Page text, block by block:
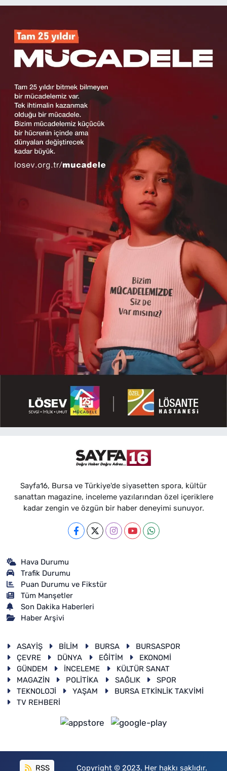
Sayfa16, Bursa ve Türkiye'de siyasetten spora, kültür
sanattan magazine, inceleme yazılarından özel içeriklere
kadar zengin ve özgün bir haber deneyimi sunuyor.
Hava Durumu
Trafik Durumu
Puan Durumu ve Fikstür
Tüm Manşetler
Son Dakika Haberleri
Haber Arşivi
ASAYİŞ BİLİM BURSA
BURSASPOR
ÇEVRE
DÜNYA EĞİTİM
EKONOMİ
GÜNDEM
İNCELEME
KÜLTÜR SANAT
MAGAZİN
POLİTİKA SAĞLIK
SPOR
TEKNOLOJİ
YAŞAM
BURSA ETKİNLİK TAKVİMİ
TV REHBERİ
RSS Copyright © 2023. Her hakkı saklıdır.